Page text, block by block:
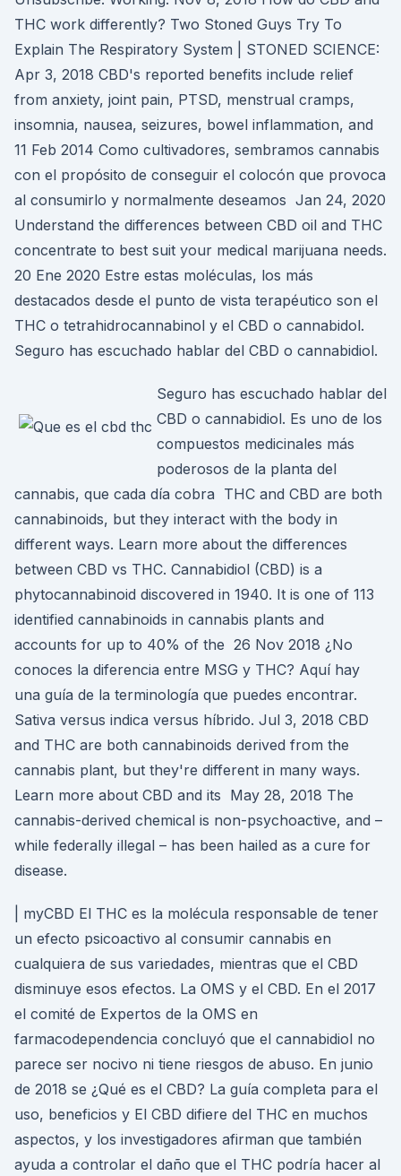
THC work differently? Two Stoned Guys Try To
Explain The Respiratory System | STONED SCIENCE:
Apr 3, 2018 CBD's reported benefits include relief
from anxiety, joint pain, PTSD, menstrual cramps,
insomnia, nausea, seizures, bowel inflammation, and
11 Feb 2014 Como cultivadores, sembramos cannabis
con el propósito de conseguir el colocón que provoca
al consumirlo y normalmente deseamos Jan 24, 2020
Understand the differences between CBD oil and THC
concentrate to best suit your medical marijuana needs.
20 Ene 2020 Estre estas moléculas, los más
destacados desde el punto de vista terapéutico son el
THC o tetrahidrocannabinol y el CBD o cannabidol.
Seguro has escuchado hablar del CBD o cannabidiol.
Seguro has escuchado hablar del
CBD o cannabidiol. Es uno de los
compuestos medicinales más
poderosos de la planta del
cannabis, que cada día cobra THC and CBD are both
cannabinoids, but they interact with the body in
different ways. Learn more about the differences
between CBD vs THC. Cannabidiol (CBD) is a
phytocannabinoid discovered in 1940. It is one of 113
identified cannabinoids in cannabis plants and
accounts for up to 40% of the 26 Nov 2018 ¿No
conoces la diferencia entre MSG y THC? Aquí hay
una guía de la terminología que puedes encontrar.
Sativa versus indica versus híbrido. Jul 3, 2018 CBD
and THC are both cannabinoids derived from the
cannabis plant, but they're different in many ways.
Learn more about CBD and its May 28, 2018 The
cannabis-derived chemical is non-psychoactive, and –
while federally illegal – has been hailed as a cure for
disease.
| myCBD El THC es la molécula responsable de tener
un efecto psicoactivo al consumir cannabis en
cualquiera de sus variedades, mientras que el CBD
disminuye esos efectos. La OMS y el CBD. En el 2017
el comité de Expertos de la OMS en
farmacodependencia concluyó que el cannabidiol no
parece ser nocivo ni tiene riesgos de abuso. En junio
de 2018 se ¿Qué es el CBD? La guía completa para el
uso, beneficios y El CBD difiere del THC en muchos
aspectos, y los investigadores afirman que también
ayuda a controlar el daño que el THC podría hacer al